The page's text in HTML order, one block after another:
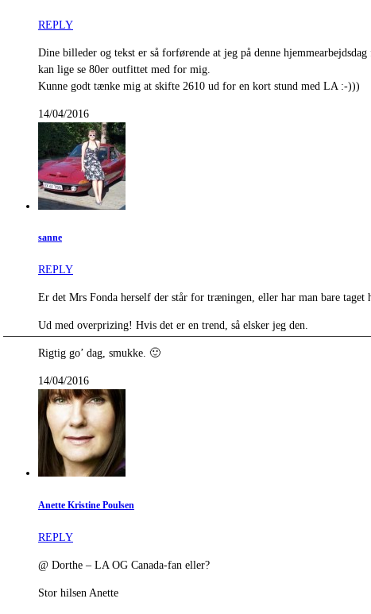
REPLY
Dine billeder og tekst er så forførende at jeg på denne
kan lige se 80er outfittet med for mig.
Kunne godt tænke mig at skifte 2610 ud for en kort stund med LA :-)))
14/04/2016
sanne
REPLY
Er det Mrs Fonda herself der står for træningen, eller har man bare taget
Ud med overprizing! Hvis det er en trend, så elsker jeg den.
Rigtig go’ dag, smukke. 🙂
14/04/2016
Anette Kristine Poulsen
REPLY
@ Dorthe – LA OG Canada-fan eller?
Stor hilsen Anette